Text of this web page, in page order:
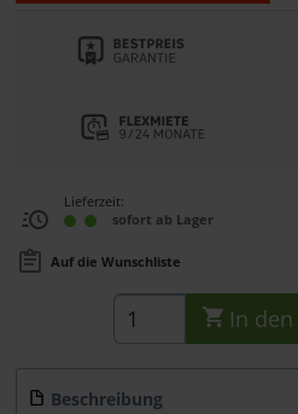
Lieferzeit:
sofort ab Lager
Auf die Wunschliste
In den
Beschreibung